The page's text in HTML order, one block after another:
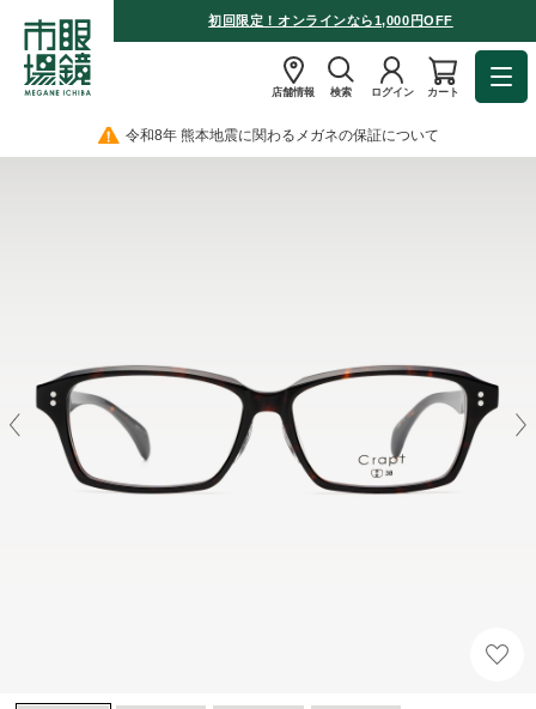
初回限定！オンラインなら1,000円OFF
店舗情報 検索 ログイン カート
令和8年 熊本地震に関わるメガネの保証について